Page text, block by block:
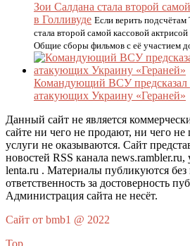
Зои Салдана стала второй
в Голливуде Если верить
стала второй самой кассовой
Общие сборы фильмов с её участием
Командующий ВСУ предсказал
атакующих Украину «Гераней»
Данный сайт не является
сайте ни чего не продают, ни чего
услуги не оказываются. Сайт
новостей RSS канала
lenta.ru . Материалы публикуются без
ответственность за достоверность
Администрация сайта не несёт.
Сайт от bmb1 @ 2022
Top